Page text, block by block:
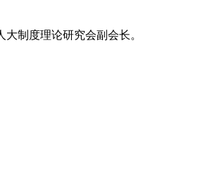
制度理论研究会副会长。